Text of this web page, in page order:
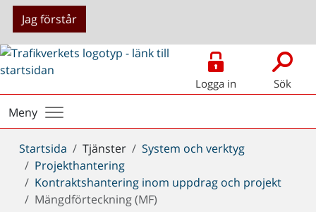
Jag förstår
Logga in Sök
Meny
Du
är
här:
Startsida Tjänster
System och verktyg
Projekthantering
Kontraktshantering inom uppdrag och projekt
Mängdförteckning (MF)